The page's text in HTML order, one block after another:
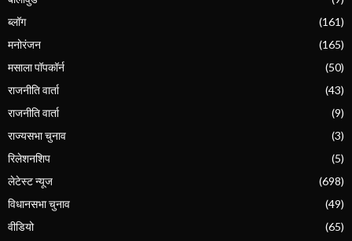
ब्लॉग
(161)
मनोरंजन
(165)
मसाला पॉपकॉर्न
(50)
राजनीति वार्ता
(43)
राजनीति वार्ता
(9)
राज्यसभा चुनाव
(3)
रिलेशनशिप
(5)
लेटेस्ट न्यूज
(698)
विधानसभा चुनाव
(49)
वीडियो
(65)